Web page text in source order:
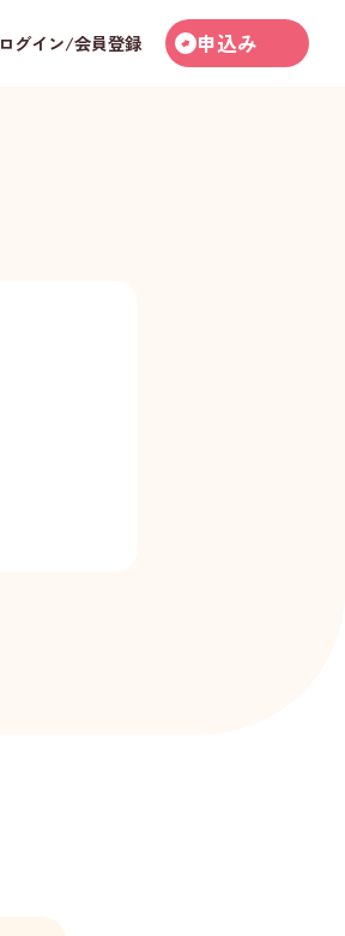
ログイン/会員登録 申込み